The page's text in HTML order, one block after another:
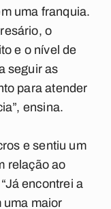
uma franquia.
o
e o nível de
seguir as
para atender
ensina.
e sentiu um
relação ao
encontrei a
uma maior